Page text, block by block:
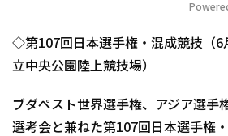
◇第107回日本選手権・混成競技（6
立中央公園陸上競技場）
ブダペスト世界選手権、アジア選手
選考会と兼ねた第107回日本選手権